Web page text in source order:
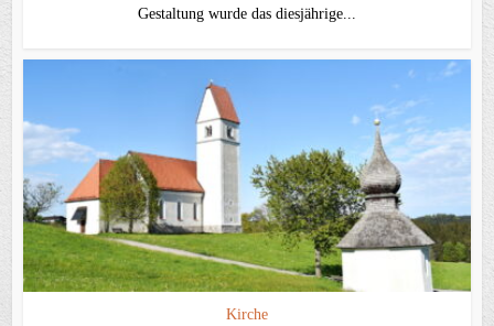
Gestaltung wurde das diesjährige...
Kirche